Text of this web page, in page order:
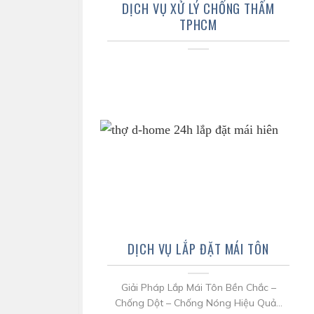
DỊCH VỤ XỬ LÝ CHỐNG THẤM
TPHCM
DỊCH VỤ LẮP ĐẶT MÁI TÔN
Giải Pháp Lắp Mái Tôn Bền Chắc –
Chống Dột – Chống Nóng Hiệu Quả...